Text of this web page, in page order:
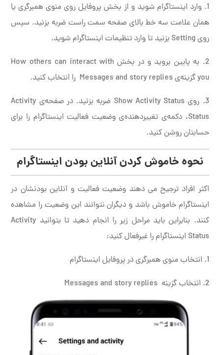
1. وارد اینستاگرام شوید و از بخش پروفایل روی منوی همبرگری یا
همان علامت سه خط بالای صفحه سمت راست ضربه بزنید. سپس
روی Setting بزنید تا وارد تنظیمات اینستاگرام شوید.
2. به پایین بروید و در بخش How others can interact with
you گزینه‌ی Messages and story replies را انتخاب کنید.
3. روی Show Activity Status ضربه بزنید. در صفحه‌‌ی Activity
Status، دکمه‌ی تغییردهنده‌ی وضعیت فعالیت اینستاگرام را برای
حسابتان روشن کنید.
نحوه خاموش کردن آنلاین بودن اینستاگرام
اکثر افراد ترجیح می دهند وضعیت فعالیت و آنلاین بودنشان در
اینستاگرام خاموش باشد و دیگران نتوانند این وضعیت را مشاهده
کنند. بنابراین باید مراحل زیر را انجام دهید تا بتوانید Activity
Status اینستاگرام را غیرفعال کنید:
1. انتخاب منوی همبرگری در پروفایل اینستاگرام
2. انتخاب گزینه‌ Messages and story replies